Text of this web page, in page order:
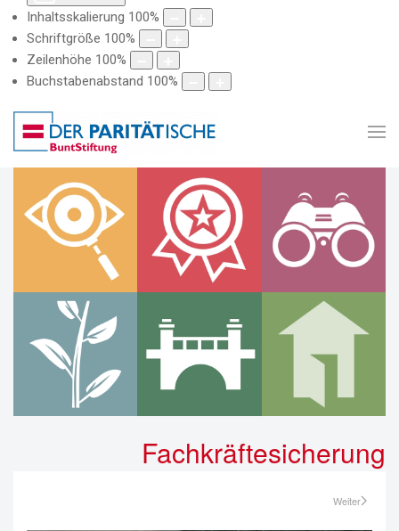
Inhaltsskalierung 100%
Schriftgröße 100%
Zeilenhöhe 100%
Buchstabenabstand 100%
Fachkräftesicherung
Weiter